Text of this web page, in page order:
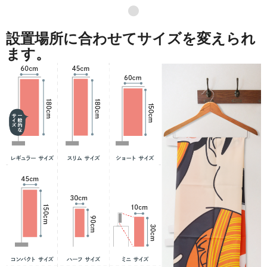
●
設置場所に合わせてサイズを変えられ
ます。